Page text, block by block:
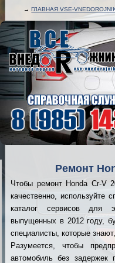
→ГЛАВНАЯ VSE-
Ремонт
Чтобы ремонт Honda Cr-V
качественно, используйте
каталог сервисов
выпущенных в 2012 году,
специалисты, которые
Разумеется, чтобы
автомобиль без